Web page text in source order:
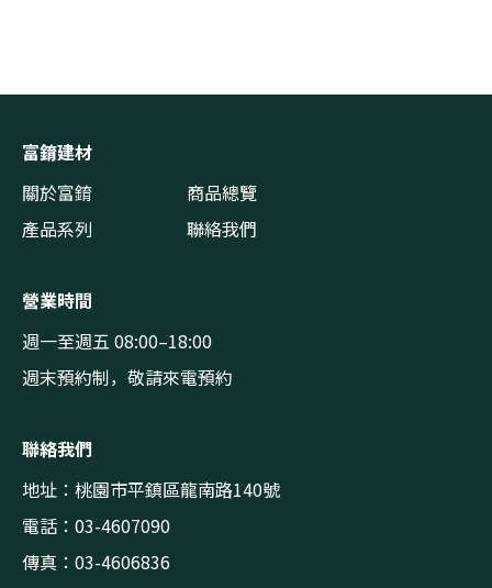
富錥建材
關於富錥
商品總覽
產品系列
聯絡我們
營業時間
週一至週五 08:00–18:00
週末預約制，敬請來電預約
聯絡我們
地址：桃園市平鎮區龍南路140號
電話：03-4607090
傳真：03-4606836